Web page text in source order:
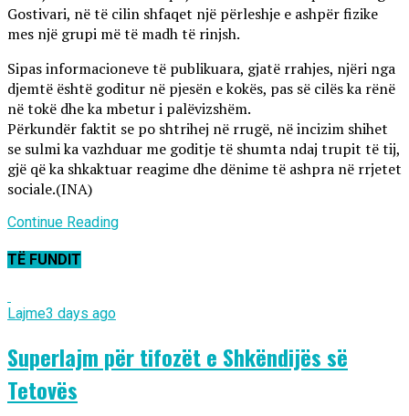
Gostivari, në të cilin shfaqet një përleshje e ashpër fizike
mes një grupi më të madh të rinjsh.
Sipas informacioneve të publikuara, gjatë rrahjes, njëri nga
djemtë është goditur në pjesën e kokës, pas së cilës ka rënë
në tokë dhe ka mbetur i palëvizshëm.
Përkundër faktit se po shtrihej në rrugë, në incizim shihet
se sulmi ka vazhduar me goditje të shumta ndaj trupit të tij,
gjë që ka shkaktuar reagime dhe dënime të ashpra në rrjetet
sociale.(INA)
Continue Reading
TË FUNDIT
Lajme3 days ago
Superlajm për tifozët e Shkëndijës së
Tetovës